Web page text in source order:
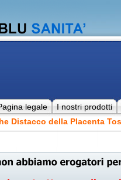
legale
I nostri prodotti
Distacco della Placenta